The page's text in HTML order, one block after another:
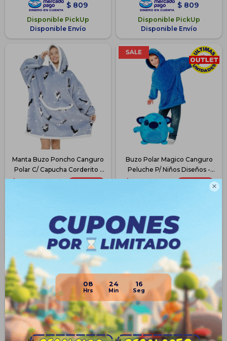

08 24 16
$ 809
Disponible PickUp
Disponible Envío
$ 809
Disponible PickUp
Disponible Envío
Manta Buzo Poncho Canguro
Polar C/ Capucha Corderito -
Perrito
$ 764
$ 809
Disponible PickUp
Disponible Envío
Buzo Polar Magico Canguro
Peluche P/ Niños Diseños -
Azul
$
$
Disponible Envío